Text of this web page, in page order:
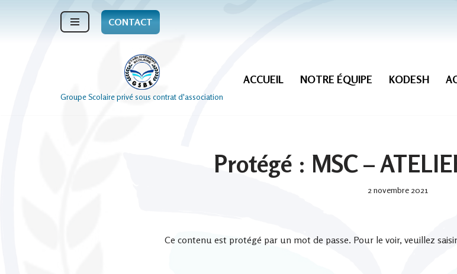
CONTACT
Groupe Scolaire privé sous contrat d'association
ACCUEIL NOTRE ÉQUIPE KODESH
Protégé : MSC –
2 novembre 2021
Ce contenu est protégé par un mot de passe. Pour le voir, veuillez